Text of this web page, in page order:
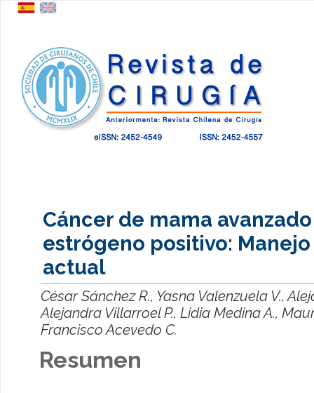
Cáncer de mama
estrógeno positivo:
actual
César Sánchez R., Yasna Valenzuela V.,
Alejandra Villarroel P., Lidia Medina A.,
Francisco Acevedo C.
Resumen